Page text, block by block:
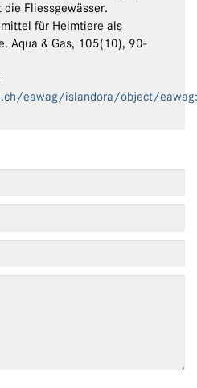
Fliessgewässer.
für Heimtiere als
Aqua & Gas, 105(10), 90-
eawag/islandora/object/